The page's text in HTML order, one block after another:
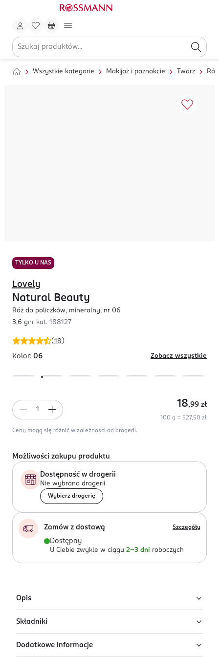
Wszystkie kategorie Makijaż i paznokcie Twarz
TYLKO U NAS
(18 )
Lovely
Natural Beauty
Róż do policzków, mineralny, nr 06
3,6 gnr kat. 188127
Kolor: 06 Zobacz wszystkie
18,99 zł
100 g = 527,50 zł
Ceny mogą się różnić w zależności od drogerii.
Możliwości zakupu produktu
Dostępność w drogerii
Nie wybrano drogerii
Wybierz drogerię
Zamów z dostawą Szczegóły
Dostępny
U Ciebie zwykle w ciągu 2-3 dni roboczych
Opis
Mineralny róż do policzków Lovely z linii Natural
Beauty w odcieniu nr 6 nada cerze zdrowych i
promiennych rumieńców.
Składniki
Ingredients: : TALC, MICA, MAGNESIUM STEARATE, BIS-
Dodatkowe informacje